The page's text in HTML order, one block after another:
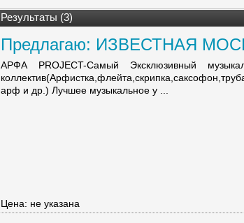
Результаты (3)
Предлагаю: ИЗВЕСТНАЯ
АРФИСТКА ...
АРФА PROJECT-Самый Эксклюзивный
арф и др.) Лучшее музыкальное у ...
Цена: не указана